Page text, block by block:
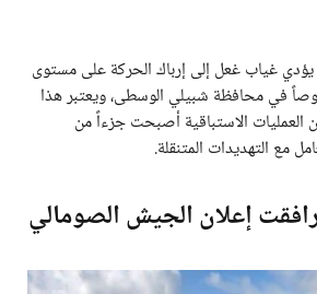
غياب غعل إلى إرباك الحركة على مستوى
في محافظة شبيلي الوسطى، ويعتبر هذا
العمليات الاستباقية أصبحت جزءاً من
مع التهديدات المتنقلة.
إعلان الجيش الصومالي